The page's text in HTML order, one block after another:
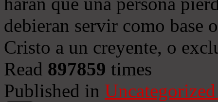
debieran servir como base
Cristo a un creyente, o
Read 897859 times
Published in